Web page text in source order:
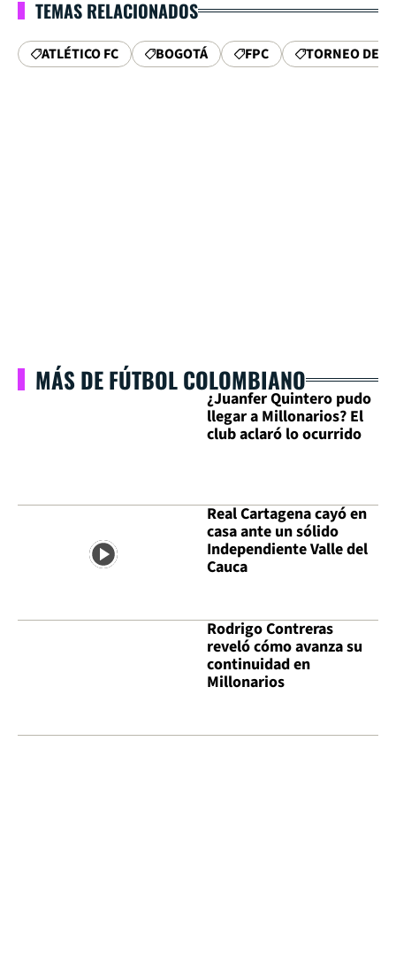
TEMAS RELACIONADOS
ATLÉTICO FC BOGOTÁ FPC TORNEO DE
MÁS DE FÚTBOL COLOMBIANO
¿Juanfer Quintero pudo
llegar a Millonarios? El
club aclaró lo ocurrido
Real Cartagena cayó en
casa ante un sólido
Independiente Valle del
Cauca
Rodrigo Contreras
reveló cómo avanza su
continuidad en
Millonarios